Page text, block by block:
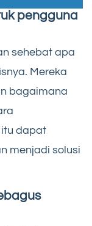
pengguna
sehebat apa
Mereka
bagaimana
dapat
menjadi solusi